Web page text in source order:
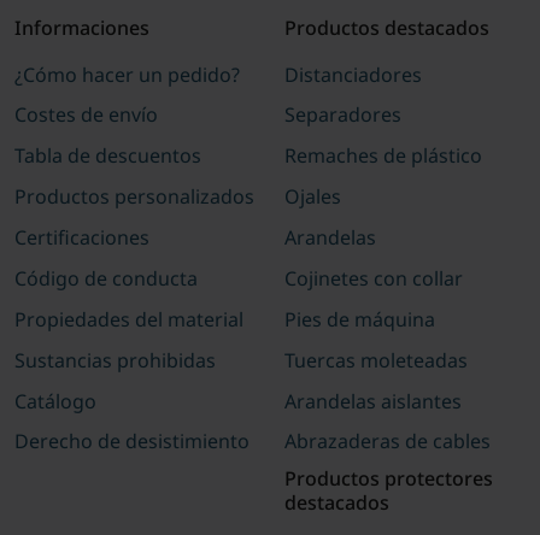
Informaciones
¿Cómo hacer un pedido?
Costes de envío
Tabla de descuentos
Productos personalizados
Certificaciones
Código de conducta
Propiedades del material
Sustancias prohibidas
Catálogo
Derecho de desistimiento
Productos destacados
Distanciadores
Separadores
Remaches de plástico
Ojales
Arandelas
Cojinetes con collar
Pies de máquina
Tuercas moleteadas
Arandelas aislantes
Abrazaderas de cables
Productos protectores
destacados